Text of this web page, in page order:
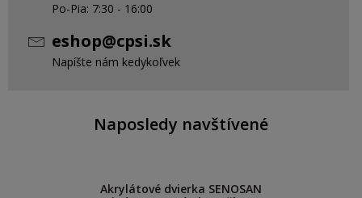
Po-Pia: 7:30 - 16:00
eshop@cpsi.sk
Napíšte nám kedykoľvek
Naposledy navštívené
Akrylátové dvierka SENOSAN